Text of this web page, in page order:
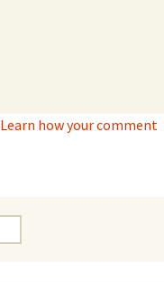
Learn how your comment